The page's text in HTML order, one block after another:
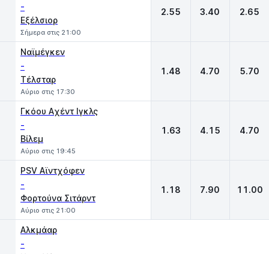
-
Εξέλσιορ
Σήμερα στις 21:00
2.55 3.40 2.65
Ναϊμέγκεν
-
Τέλσταρ
Αύριο στις 17:30
1.48 4.70 5.70
Γκόου Aχέντ Ιγκλς
-
Βίλεμ
Αύριο στις 19:45
1.63 4.15 4.70
PSV Αϊντχόφεν
-
Φορτούνα Σιτάρντ
Αύριο στις 21:00
1.18 7.90 11.00
Αλκμάαρ
-